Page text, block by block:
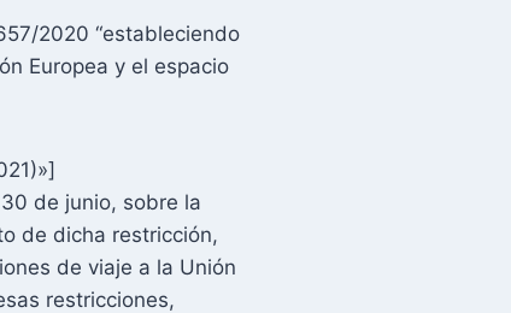
2020 “estableciendo
Europea y el espacio
de junio, sobre la
de dicha restricción,
de viaje a la Unión
restricciones,